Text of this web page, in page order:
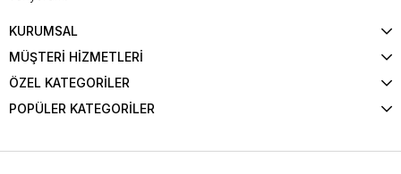
KURUMSAL
MÜŞTERİ HİZMETLERİ
ÖZEL KATEGORİLER
POPÜLER KATEGORİLER